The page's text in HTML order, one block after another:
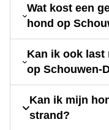
Wat kost een
hond op
Kan ik ook last
op Schouwen-
Kan ik mijn
strand?